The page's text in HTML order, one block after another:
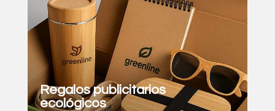
Regalos publicitarios
ecológicos